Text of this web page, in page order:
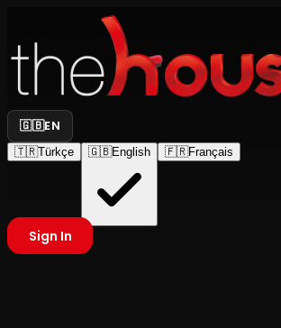
🇬🇧EN
🇹🇷Türkçe 🇬🇧English 🇫🇷Français
Sign In